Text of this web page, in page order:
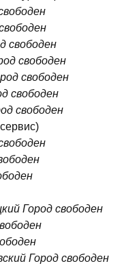
свободен
свободен
свободен
свободен
свободен
Город свободен
Город свободен